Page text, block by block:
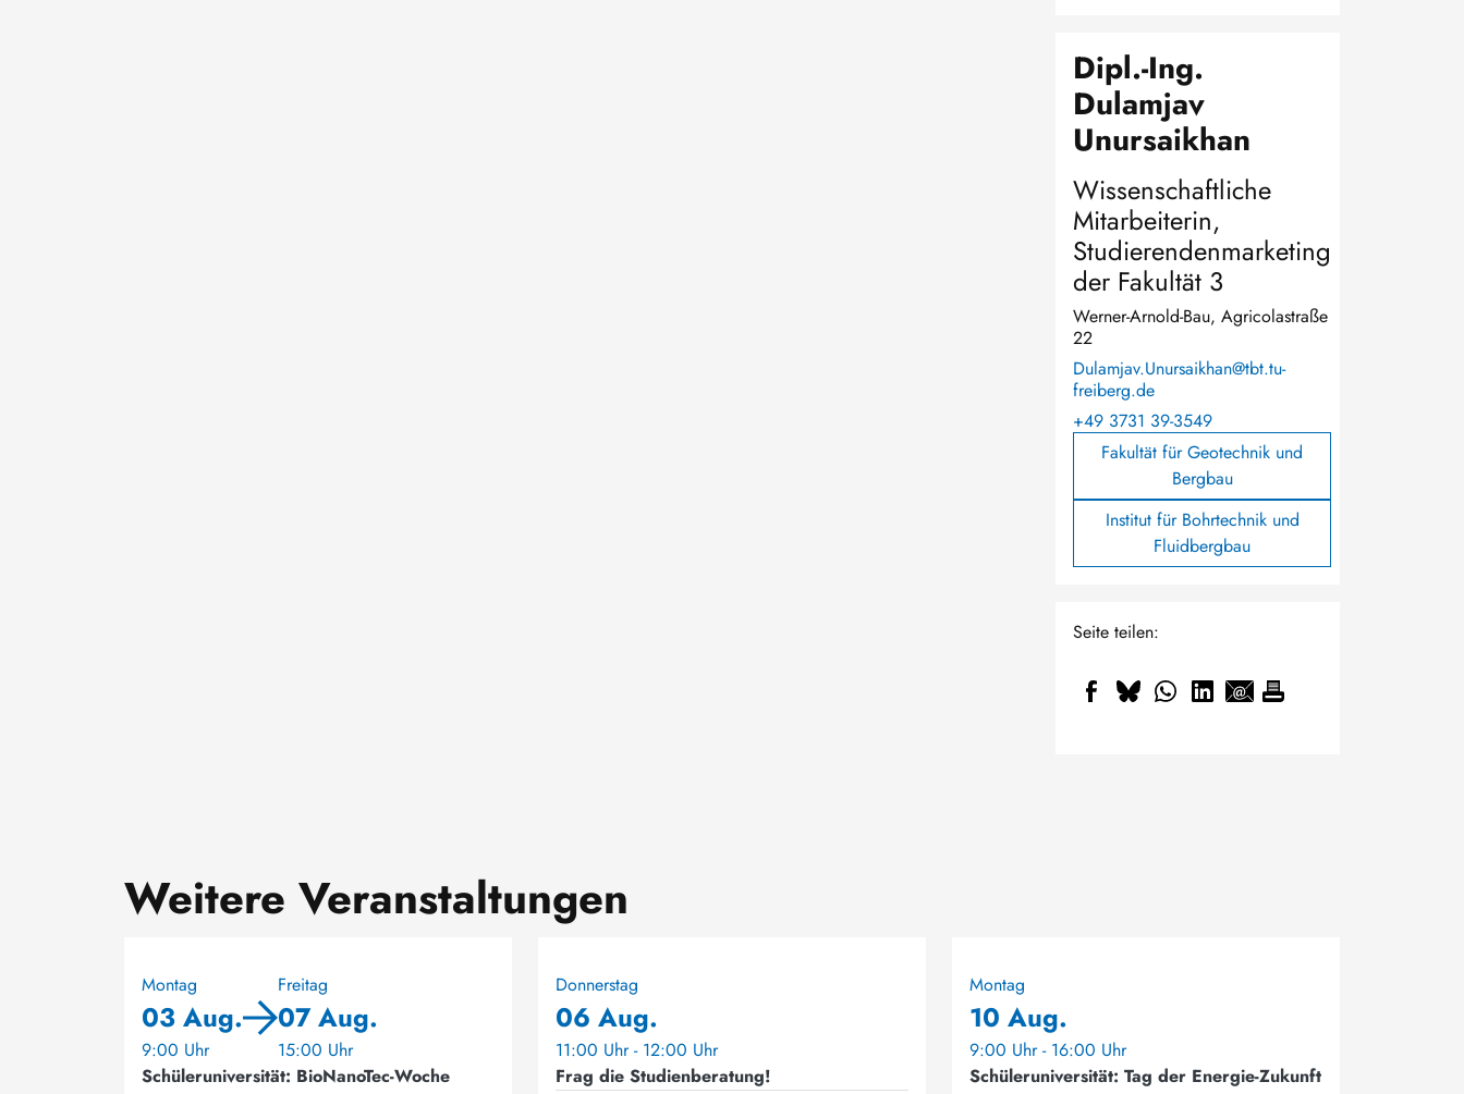
Dipl.-Ing.
Dulamjav
Unursaikhan
Wissenschaftliche
Mitarbeiterin,
Studierendenmarketing
der Fakultät 3
Werner-Arnold-Bau, Agricolastraße
22
Dulamjav.Unursaikhan@tbt.tu-
freiberg.de
+49 3731 39-3549
Fakultät für Geotechnik und
Bergbau
Institut für Bohrtechnik und
Fluidbergbau
Seite teilen:
Weitere Veranstaltungen
Montag
03 Aug.
9:00 Uhr
Freitag
07 Aug.
15:00 Uhr
Schüleruniversität: BioNanoTec-Woche
Donnerstag
06 Aug.
11:00 Uhr - 12:00 Uhr
Frag die Studienberatung!
Montag
10 Aug.
9:00 Uhr - 16:00 Uhr
Schüleruniversität: Tag der Energie-Zukunft